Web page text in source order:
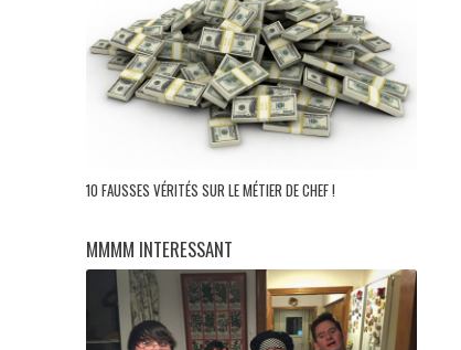
10 FAUSSES VÉRITÉS SUR LE MÉTIER DE CHEF !
MMMM INTERESSANT